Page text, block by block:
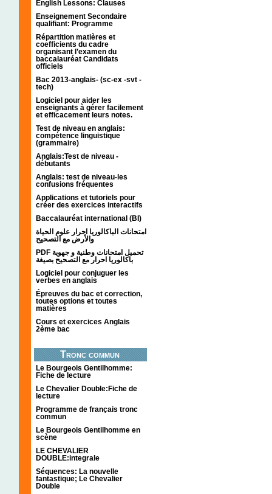
English Lessons: Clauses
Enseignement Secondaire
qualifiant: Programme
Répartition matières et
coefficients du cadre
organisant l’examen du
baccalauréat Candidats
officiels
Bac 2013-anglais- (sc-ex -svt -
tech)
Logiciel pour aider les
enseignants à gérer facilement
et efficacement leurs notes.
Test de niveau en anglais:
compétence linguistique
(grammaire)
Anglais:Test de niveau -
débutants
Anglais: test de niveau-les
confusions fréquentes
Applications et tutoriels pour
créer des exercices interactifs
Baccalauréat international (BI)
امتحانات الباكالوريا احرار علوم الحياة
والأرض مع التصحيح
PDF تحميل امتحانات وطنية و جهوية
باكالوريا احرار مع التصحيح بصيغة
Logiciel pour conjuguer les
verbes en anglais
Épreuves du bac et correction,
toutes options et toutes
matières
Cours et exercices Anglais
2ème bac
Tronc commun
Le Bourgeois Gentilhomme:
Fiche de lecture
Le Chevalier Double:Fiche de
lecture
Programme de français tronc
commun
Le Bourgeois Gentilhomme en
scène
LE CHEVALIER
DOUBLE:integrale
Séquences: La nouvelle
fantastique; Le Chevalier
Double